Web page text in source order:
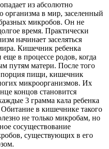
из абсолютно
организма в мир, заселенный
микробов. Он не
время. Практически
начинает заселяться
Кишечник ребенка
еще в процессе родов, когда
путям матери. После того
порция пищи, кишечник
микроорганизмов. Их
концов становится
3 грамма кала ребенка
в кишечнике такого
не только микробам, но
сосуществование
существующих в его